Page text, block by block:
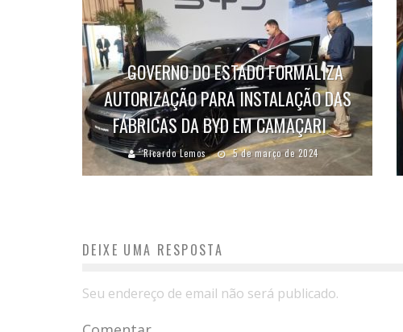
GOVERNO DO ESTADO FORMALIZA
AUTORIZAÇÃO PARA INSTALAÇÃO DAS
FÁBRICAS DA BYD EM CAMAÇARI
Ricardo Lemos 5 de março de 2024
DEIXE UMA RESPOSTA
Seu endereço de email não será publicado.